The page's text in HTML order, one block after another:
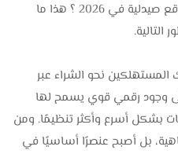
MotqanTech، كم تكلفة تصميم موقع صيدلية في 2026 ؟ هذا ما
نحو الشراء عبر
إلى وجود رقمي قوي يسمح لها
بشكل أسرع وأكثر تنظيمًا. ومن
بل أصبح عنصرًا أساسيًا في